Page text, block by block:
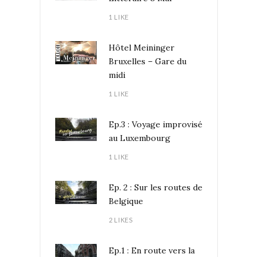
1 LIKE
Hôtel Meininger
Bruxelles – Gare du
midi
1 LIKE
Ep.3 : Voyage improvisé
au Luxembourg
1 LIKE
Ep. 2 : Sur les routes de
Belgique
2 LIKES
Ep.1 : En route vers la